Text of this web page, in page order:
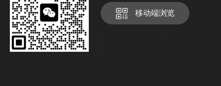
移动端浏览